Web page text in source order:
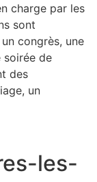
charge par les
sont
congrès, une
soirée de
des
un
les-